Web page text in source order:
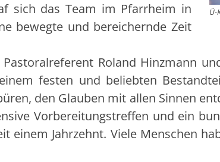
Ü-
sich das Team im Pfarrheim in
bewegte und bereichernde Zeit
Roland Hinzmann
festen und beliebten
den Glauben mit allen Sinnen
Vorbereitungstreffen und ein
einem Jahrzehnt. Viele Menschen